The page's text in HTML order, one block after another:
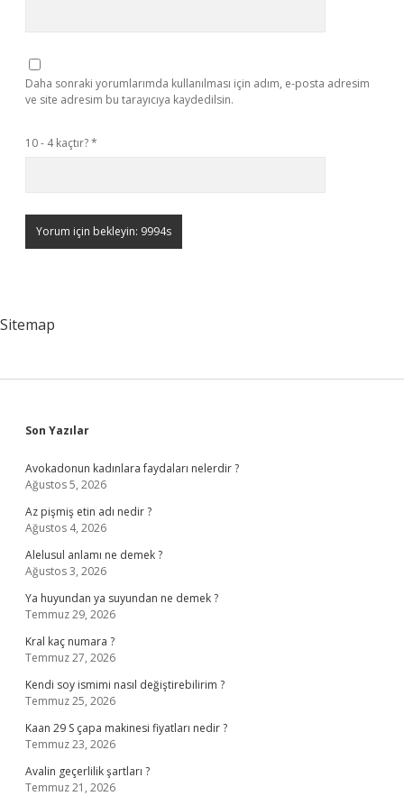
Daha sonraki yorumlarımda kullanılması için adım, e-posta adresim
ve site adresim bu tarayıcıya kaydedilsin.
10 - 4 kaçtır?*
Sitemap
Sidebar
Son Yazılar
Avokadonun kadınlara faydaları nelerdir ?
Ağustos 5, 2026
Az pişmiş etin adı nedir ?
Ağustos 4, 2026
Alelusul anlamı ne demek ?
Ağustos 3, 2026
Ya huyundan ya suyundan ne demek ?
Temmuz 29, 2026
Kral kaç numara ?
Temmuz 27, 2026
Kendi soy ismimi nasıl değiştirebilirim ?
Temmuz 25, 2026
Kaan 29 S çapa makinesi fiyatları nedir ?
Temmuz 23, 2026
Avalin geçerlilik şartları ?
Temmuz 21, 2026